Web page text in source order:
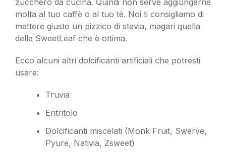
molta al tuo caffè o al tuo tè. Noi ti consigliamo di
mettere giusto un pizzico di stevia, magari quella
della SweetLeaf che è ottima.
Ecco alcuni altri dolcificanti artificiali che potresti
usare:
Truvia
Eritritolo
Dolcificanti miscelati (Monk Fruit, Swerve,
Pyure, Nativia, Zsweet)